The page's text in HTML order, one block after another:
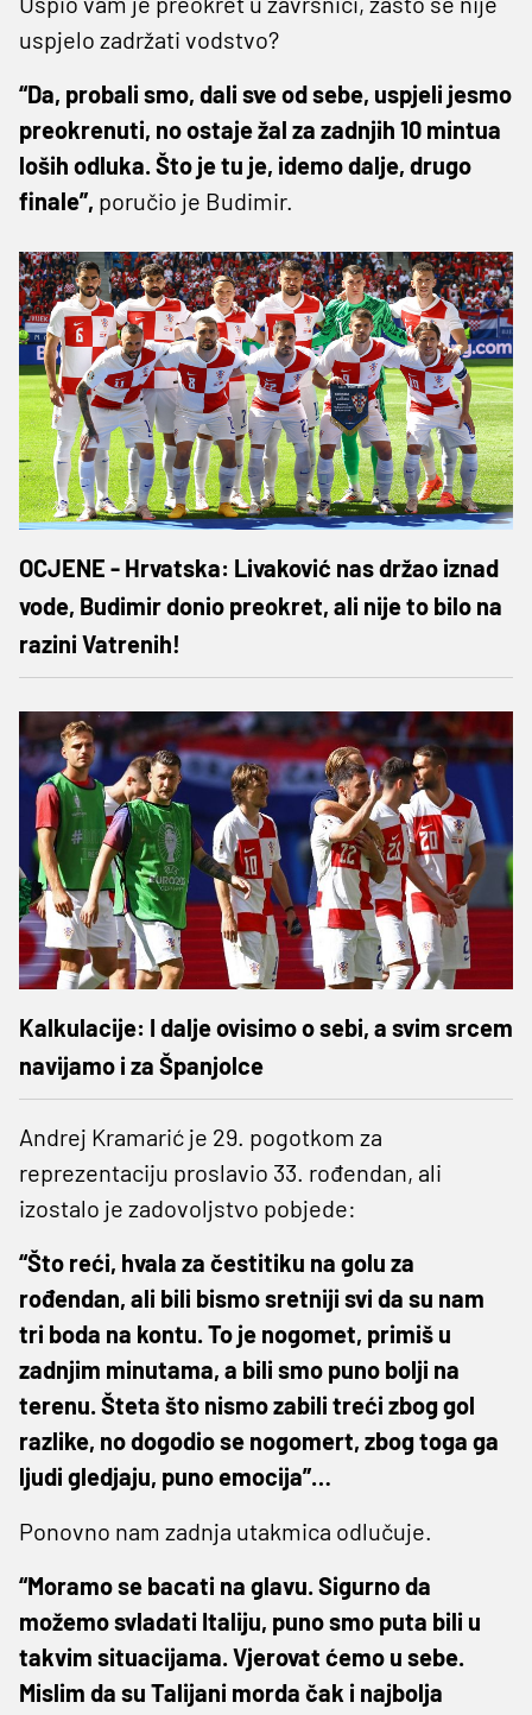
uspjelo zadržati vodstvo?
“Da, probali smo, dali sve od sebe, uspjeli jesmo
preokrenuti, no ostaje žal za zadnjih 10 mintua
loših odluka. Što je tu je, idemo dalje, drugo
finale”, poručio je Budimir.
OCJENE - Hrvatska: Livaković nas držao iznad
vode, Budimir donio preokret, ali nije to bilo na
razini Vatrenih!
Kalkulacije: I dalje ovisimo o sebi, a svim srcem
navijamo i za Španjolce
Andrej Kramarić je 29. pogotkom za
reprezentaciju proslavio 33. rođendan, ali
izostalo je zadovoljstvo pobjede:
“Što reći, hvala za čestitiku na golu za
rođendan, ali bili bismo sretniji svi da su nam
tri boda na kontu. To je nogomet, primiš u
zadnjim minutama, a bili smo puno bolji na
terenu. Šteta što nismo zabili treći zbog gol
razlike, no dogodio se nogomert, zbog toga ga
ljudi gledjaju, puno emocija”…
Ponovno nam zadnja utakmica odlučuje.
“Moramo se bacati na glavu. Sigurno da
možemo svladati Italiju, puno smo puta bili u
takvim situacijama. Vjerovat ćemo u sebe.
Mislim da su Talijani morda čak i najbolja